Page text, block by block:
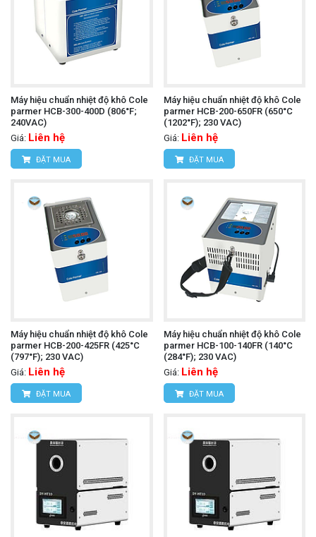
Máy hiệu chuẩn nhiệt độ khô Cole
parmer HCB-300-400D (806°F;
240VAC)
Giá: Liên hệ
ĐẶT MUA
Máy hiệu chuẩn nhiệt độ khô Cole
parmer HCB-200-650FR (650°C
(1202°F); 230 VAC)
Giá: Liên hệ
ĐẶT MUA
Máy hiệu chuẩn nhiệt độ khô Cole
parmer HCB-200-425FR (425°C
(797°F); 230 VAC)
Giá: Liên hệ
ĐẶT MUA
Máy hiệu chuẩn nhiệt độ khô Cole
parmer HCB-100-140FR (140°C
(284°F); 230 VAC)
Giá: Liên hệ
ĐẶT MUA